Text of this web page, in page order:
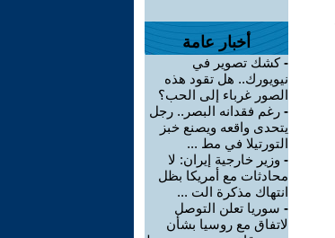
أخبار عامة
-كشك تصوير في
نيويورك.. هل تقود هذه
الصور غرباء إلى الحب؟
- رغم فقدانه البصر.. رجل
يتحدى واقعه ويصنع خبز
التورتيلا في مط ...
- وزير خارجية إيران: لا
محادثات مع أمريكا بظل
انتهاك مذكرة الت ...
- سوريا تعلن التوصل
لاتفاق مع روسيا بشأن